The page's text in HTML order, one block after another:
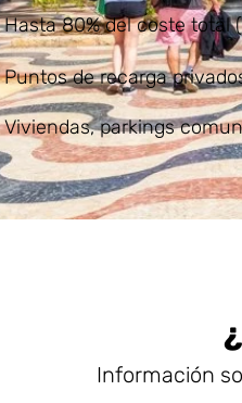
Hasta 80% del coste total
Puntos de recarga
Viviendas, parkings
Información